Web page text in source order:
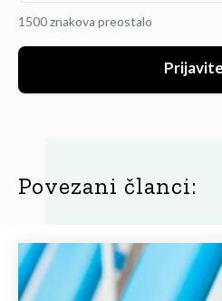
1500 znakova preostalo
Povezani članci: